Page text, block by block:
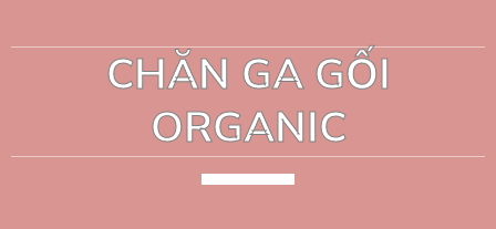
CHĂN GA GỐI
ORGANIC